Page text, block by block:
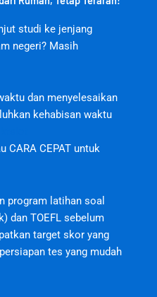
studi ke jenjang
negeri? Masih
dan menyelesaikan
kehabisan waktu
CARA CEPAT untuk
program latihan soal
dan TOEFL sebelum
target skor yang
tes yang mudah